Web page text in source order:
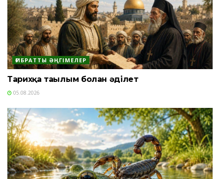
ҒИБРАТТЫ ӘҢГІМЕЛЕР
Тарихқа тағылым болған әділет
05.08.2026